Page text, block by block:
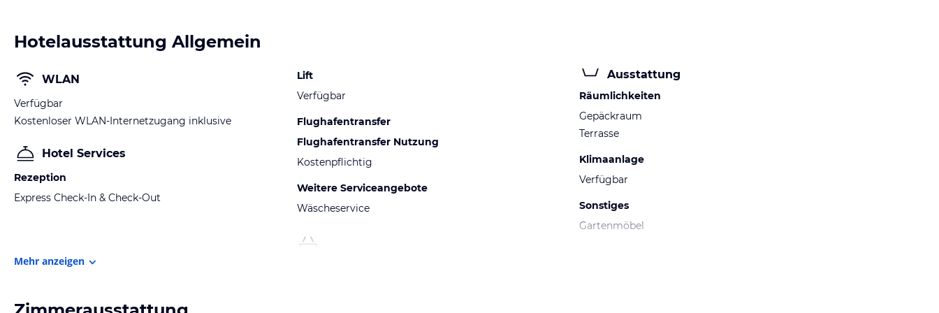
Hotelausstattung Allgemein
WLAN
Verfügbar
Kostenloser WLAN-Internetzugang inklusive
Hotel Services
Rezeption
Express Check-In & Check-Out
Lift
Verfügbar
Flughafentransfer
Flughafentransfer Nutzung
Kostenpflichtig
Weitere Serviceangebote
Wäscheservice
Ausstattung
Räumlichkeiten
Gepäckraum
Terrasse
Klimaanlage
Verfügbar
Sonstiges
Gartenmöbel
Mehr anzeigen